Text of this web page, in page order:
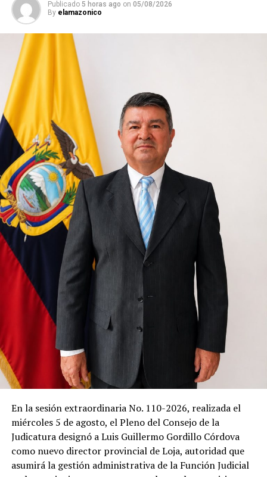
Publicado 5 horas ago on 05/08/2026
By elamazonico
En la sesión extraordinaria No. 110-2026, realizada el
miércoles 5 de agosto, el Pleno del Consejo de la
Judicatura designó a Luis Guillermo Gordillo Córdova
como nuevo director provincial de Loja, autoridad que
asumirá la gestión administrativa de la Función Judicial